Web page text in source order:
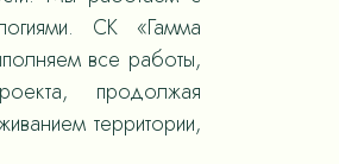
СК «Гамма
все работы,
продолжая
территории,